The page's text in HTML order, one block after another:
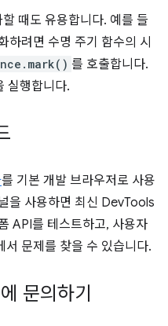
때도 유용합니다. 예를 들
하려면 수명 주기 함수의 시
를 호출합니다.
실행합니다.
를 기본 개발 브라우저로 사용
을 사용하면 최신 DevTools
API를 테스트하고, 사용자
서 문제를 찾을 수 있습니다.
문의하기